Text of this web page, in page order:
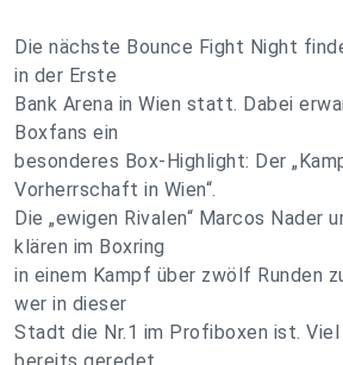
Die nächste Bounce Fight Night
in der Erste
Bank Arena in Wien statt. Dabei
Boxfans ein
besonderes Box-Highlight: Der
Vorherrschaft in Wien“.
Die „ewigen Rivalen“ Marcos Nader
klären im Boxring
in einem Kampf über zwölf Runden
wer in dieser
Stadt die Nr.1 im Profiboxen ist.